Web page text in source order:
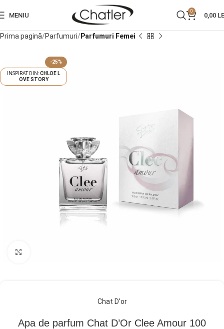
MENIU
0
0,00
Prima pagină Parfumuri Parfumuri Femei
-25%
CHLOE L
OVE STORY
Chat D'or
Apa de parfum Chat D’Or Clee Amour 100